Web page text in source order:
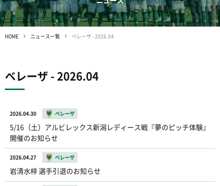
HOME ニュース一覧 ベレーザ - 2026.04
ベレーザ - 2026.04
2026.04.30 ベレーザ
5/16（土）アルビレックス新潟レディース戦『夢のピッチ体験』
開催のお知らせ
2026.04.27 ベレーザ
岩清水梓 選手引退のお知らせ